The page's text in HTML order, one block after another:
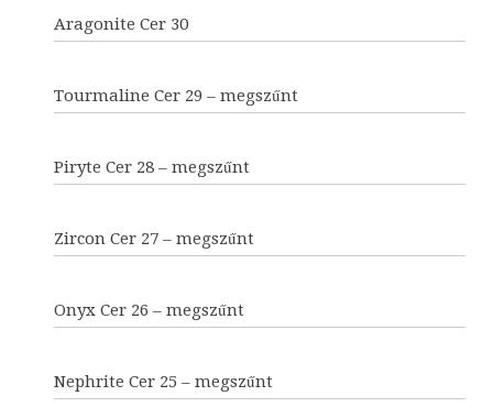
Aragonite Cer 30
Tourmaline Cer 29 – megszűnt
Piryte Cer 28 – megszűnt
Zircon Cer 27 – megszűnt
Onyx Cer 26 – megszűnt
Nephrite Cer 25 – megszűnt